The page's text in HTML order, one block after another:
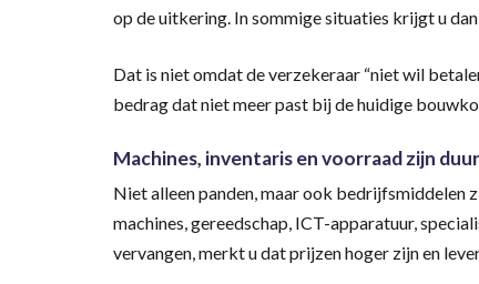
op de uitkering. In sommige situaties krijgt u
Dat is niet omdat de verzekeraar “niet wil
bedrag dat niet meer past bij de huidige
Machines, inventaris en voorraad zijn
Niet alleen panden, maar ook bedrijfsmiddelen
machines, gereedschap, ICT-apparatuur,
vervangen, merkt u dat prijzen hoger zijn en